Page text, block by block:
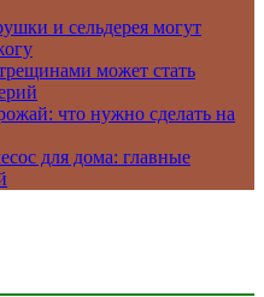
и сельдерея могут
может стать
что нужно сделать на
для дома: главные